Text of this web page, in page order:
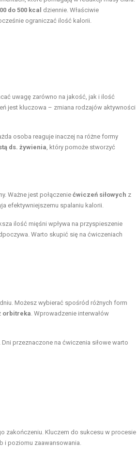
do 500 kcal
dziennie. Właściwie
ograniczać ilość kalorii.
uwagę zarówno na jakość, jak i ilość
jest kluczowa – zmiana rodzajów aktywności
osoba reaguje inaczej na różne formy
ds. żywienia, który pomoże stworzyć
Ważne jest połączenie ćwiczeń siłowych z
efektywniejszemu spalaniu kalorii.
ilość mięśni wpływa na przyspieszenie
Warto skupić się na ćwiczeniach
Możesz wybierać spośród różnych form
orbitreka. Wprowadzenie interwałów
. Dni przeznaczone na ćwiczenia siłowe warto
zakończeniu. Kluczem do sukcesu w procesie
i poziomu zaawansowania.